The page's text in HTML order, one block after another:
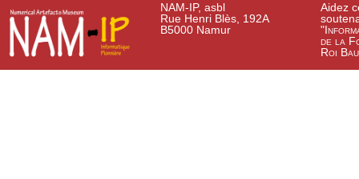
NAM-IP, asbl
Rue Henri Blès, 192A
B5000 Namur
Aidez
de la
Roi